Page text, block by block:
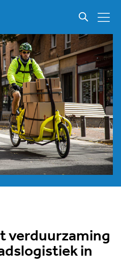
verduurzaming
in